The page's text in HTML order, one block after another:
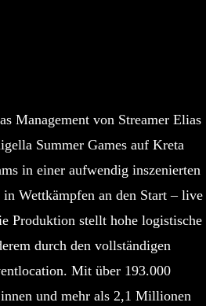
Management von Streamer Elias
Summer Games auf Kreta
in einer aufwendig inszenierten
in Wettkämpfen an den Start – live
Produktion stellt hohe logistische
durch den vollständigen
Mit über 193.000
und mehr als 2,1 Millionen